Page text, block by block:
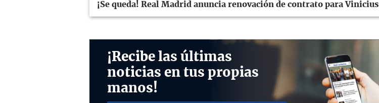
¡Se queda! Real Madrid anuncia renovación de contrato para Vinicius
¡Recibe las últimas
noticias en tus propias
manos!